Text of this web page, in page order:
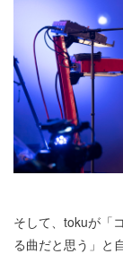
そして、tokuが「
る曲だと思う」と